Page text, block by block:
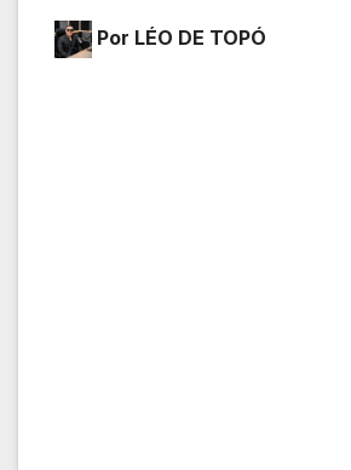
Por LÉO DE TOPÓ